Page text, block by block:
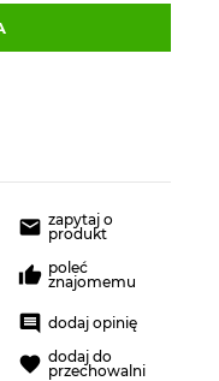
zapytaj o
produkt
poleć
znajomemu
dodaj opinię
dodaj do
przechowalni